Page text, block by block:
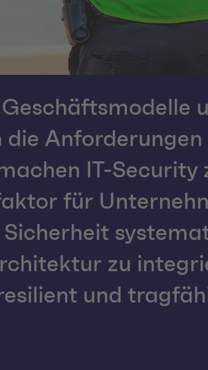
die
IT-Security
für
zu
und